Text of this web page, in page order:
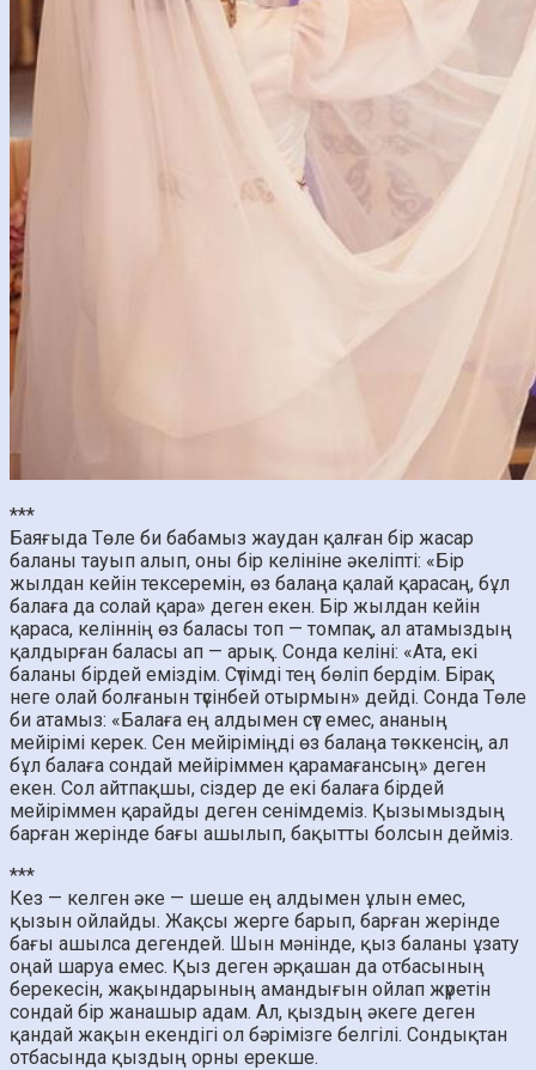
***
Баяғыда Төле би бабамыз жаудан қалған бір жасар
баланы тауып алып, оны бір келініне әкеліпті: «Бір
жылдан кейін тексеремін, өз балаңа қалай қарасаң, бұл
балаға да солай қара» деген екен. Бір жылдан кейін
қараса, келіннің өз баласы топ — томпақ, ал атамыздың
қалдырған баласы ап — арық. Сонда келіні: «Ата, екі
баланы бірдей еміздім. Сүтімді тең бөліп бердім. Бірақ
неге олай болғанын түсінбей отырмын» дейді. Сонда Төле
би атамыз: «Балаға ең алдымен сүт емес, ананың
мейірімі керек. Сен мейіріміңді өз балаңа төккенсің, ал
бұл балаға сондай мейіріммен қарамағансың» деген
екен. Сол айтпақшы, сіздер де екі балаға бірдей
мейіріммен қарайды деген сенімдеміз. Қызымыздың
барған жерінде бағы ашылып, бақытты болсын дейміз.
***
Кез — келген әке — шеше ең алдымен ұлын емес,
қызын ойлайды. Жақсы жерге барып, барған жерінде
бағы ашылса дегендей. Шын мәнінде, қыз баланы ұзату
оңай шаруа емес. Қыз деген әрқашан да отбасының
берекесін, жақындарының амандығын ойлап жүретін
сондай бір жанашыр адам. Ал, қыздың әкеге деген
қандай жақын екендігі ол бәрімізге белгілі. Сондықтан
отбасында қыздың орны ерекше.